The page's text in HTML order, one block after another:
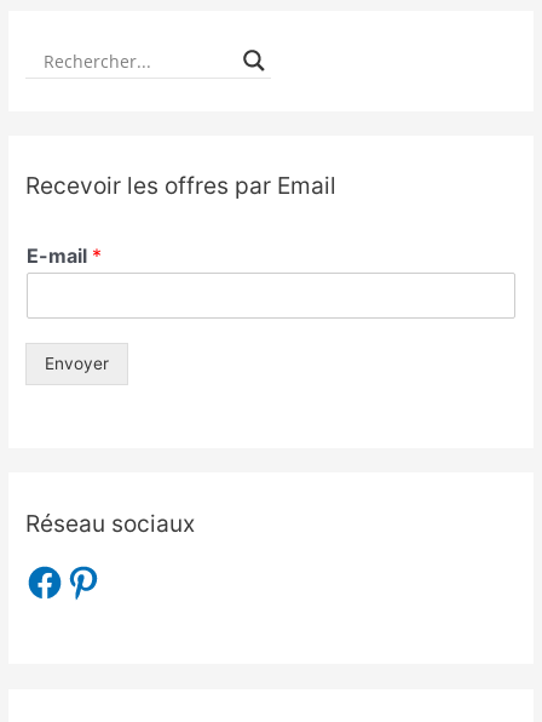
Recevoir les offres par Email
E-mail *
Envoyer
Réseau sociaux